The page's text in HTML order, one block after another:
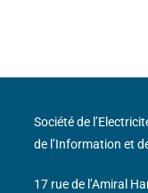
Société de
de l’Information et
17 rue de l’Amiral